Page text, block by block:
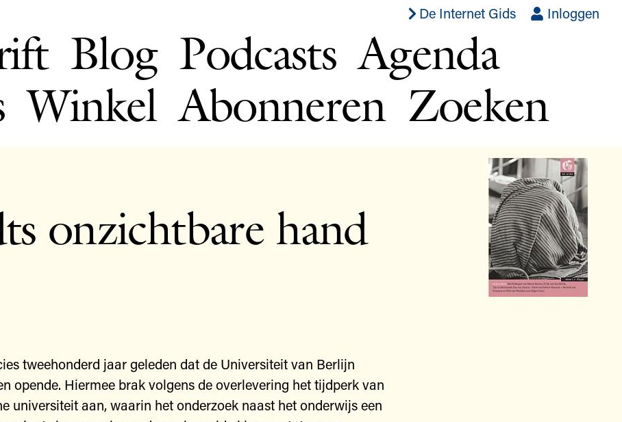
De Internet Gids Inloggen
Blog Podcasts Agenda
Winkel Abonneren Zoeken
onzichtbare hand
tweehonderd jaar geleden dat de Universiteit van Berlijn
opende. Hiermee brak volgens de overlevering het tijdperk van
universiteit aan, waarin het onderzoek naast het onderwijs een